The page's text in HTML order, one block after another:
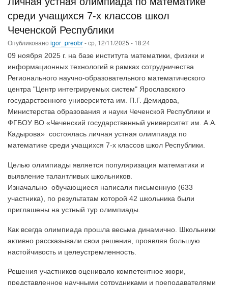
среди учащихся 7-х классов школ
Чеченской Республики
Опубликовано igor_preobr-ср, 12/11/2025 - 18:24
09 ноября 2025 г. на базе института математики, физики и
информационных технологий в рамках сотрудничества
Регионального научно-образовательного математического
центра "Центр интегрируемых систем" Ярославского
государственного университета им. П.Г. Демидова,
Министерства образования и науки Чеченской Республики и
ФГБОУ ВО «Чеченский государственный университет им. А.А.
Кадырова» состоялась личная устная олимпиада по
математике среди учащихся 7-х классов школ Республики.
Целью олимпиады является популяризация математики и
выявление талантливых школьников.
Изначально обучающиеся написали письменную (633
участника), по результатам которой 42 школьника были
приглашены на устный тур олимпиады.
Как всегда олимпиада прошла весьма динамично. Школьники
активно рассказывали свои решения, проявляя большую
настойчивость и целеустремленность.
Решения участников оценивало компетентное жюри,
представленное научными сотрудниками и преподавателями